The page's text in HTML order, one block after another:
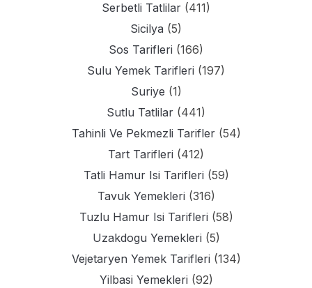
Serbetli Tatlilar (411)
Sicilya (5)
Sos Tarifleri (166)
Sulu Yemek Tarifleri (197)
Suriye (1)
Sutlu Tatlilar (441)
Tahinli Ve Pekmezli Tarifler(54)
Tart Tarifleri (412)
Tatli Hamur Isi Tarifleri (59)
Tavuk Yemekleri (316)
Tuzlu Hamur Isi Tarifleri (58)
Uzakdogu Yemekleri (5)
Vejetaryen Yemek Tarifleri (134)
Yilbasi Yemekleri (92)